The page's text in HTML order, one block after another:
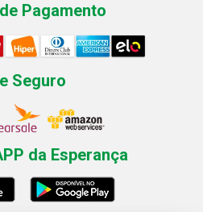
Pagamento
Seguro
da Esperança